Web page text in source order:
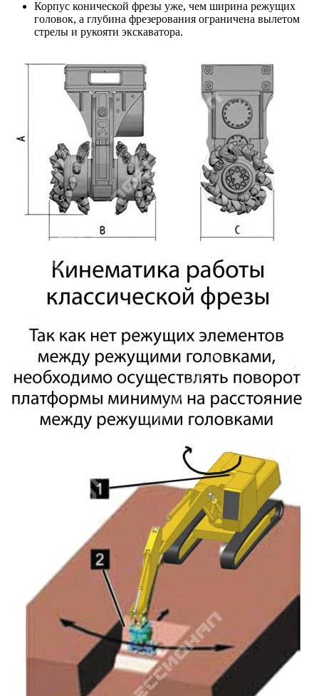
Корпус конической фрезы уже, чем ширина режущих
головок, а глубина фрезерования ограничена вылетом
стрелы и рукояти экскаватора.